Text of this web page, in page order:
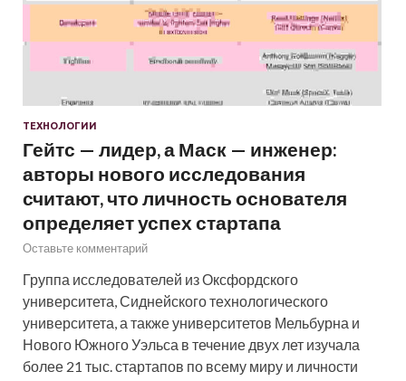
ТЕХНОЛОГИИ
Гейтс — лидер, а Маск — инженер:
авторы нового исследования
считают, что личность основателя
определяет успех стартапа
Оставьте комментарий
Группа исследователей из Оксфордского
университета, Сиднейского технологического
университета, а также университетов Мельбурна и
Нового Южного Уэльса в течение двух лет изучала
более 21 тыс. стартапов по всему миру и личности